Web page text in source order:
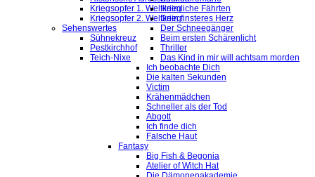
Kriegsopfer 1. Weltkrieg
Kriegsopfer 2. Weltkrieg
Sehenswertes
Sühnekreuz
Pestkirchhof
Teich-Nixe
Heimliche Fährten
Dein finsteres Herz
Der Schneegänger
Beim ersten Schärenlicht
Thriller
Das Kind in mir will achtsam morden
Ich beobachte Dich
Die kalten Sekunden
Victim
Krähenmädchen
Schneller als der Tod
Abgott
Ich finde dich
Falsche Haut
Fantasy
Big Fish & Begonia
Atelier of Witch Hat